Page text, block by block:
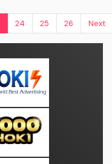
24 25 26 Next